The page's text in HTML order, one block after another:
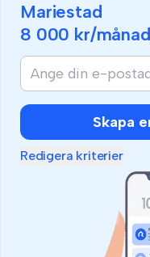
Mariestad
8 000 kr/
Skapa
Redigera kriterier